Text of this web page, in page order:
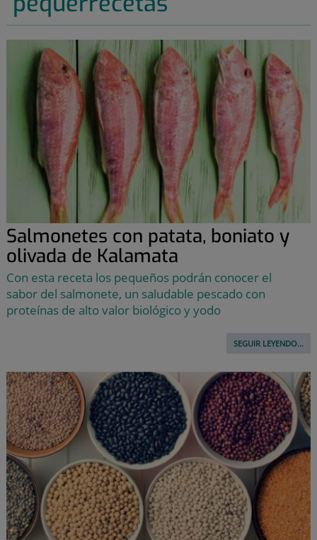
Salmonetes con patata, boniato y
olivada de Kalamata
Con esta receta los pequeños podrán conocer el
sabor del salmonete, un saludable pescado con
proteínas de alto valor biológico y yodo
SEGUIR LEYENDO...